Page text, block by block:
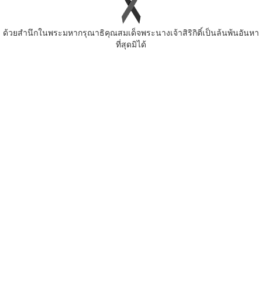
ด้วยสํานึกในพระมหากรุณาธิคุณสมเด็จพระนางเจ้าสิริกิติ์เป็นล้นพ้นอันหา
ที่สุดมิได้